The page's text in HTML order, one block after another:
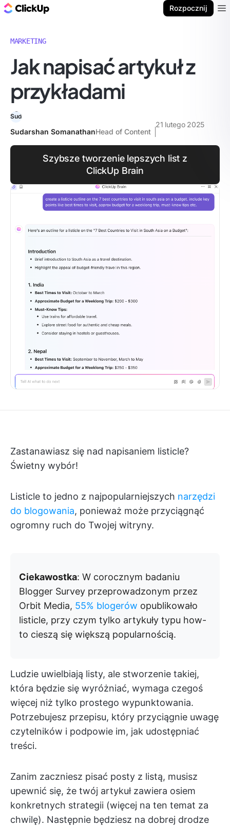
Rozpocznij
MARKETING
Jak napisać artykuł z
przykładami
Sudarshan SomanathanHead of Content
21 lutego 2025
Szybsze tworzenie lepszych list z
ClickUp Brain
Zastanawiasz się nad napisaniem listicle?
Świetny wybór!
Listicle to jedno z najpopularniejszych narzędzi
do blogowania, ponieważ może przyciągnąć
ogromny ruch do Twojej witryny.
Ciekawostka: W corocznym badaniu
Blogger Survey przeprowadzonym przez
Orbit Media, 55% blogerów opublikowało
listicle, przy czym tylko artykuły typu how-
to cieszą się większą popularnością.
Ludzie uwielbiają listy, ale stworzenie takiej,
która będzie się wyróżniać, wymaga czegoś
więcej niż tylko prostego wypunktowania.
Potrzebujesz przepisu, który przyciągnie uwagę
czytelników i podpowie im, jak udostępniać
treści.
Zanim zaczniesz pisać posty z listą, musisz
upewnić się, że twój artykuł zawiera osiem
konkretnych strategii (więcej na ten temat za
chwilę). Następnie będziesz na dobrej drodze